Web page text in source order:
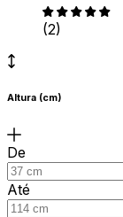
(2)
Altura (cm)
De
Até